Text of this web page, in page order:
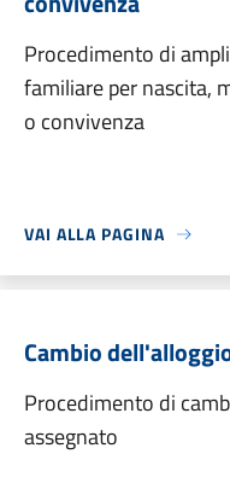
Procedimento di
familiare per nascita,
o convivenza
VAI ALLA PAGINA
Cambio
Procedimento di
assegnato